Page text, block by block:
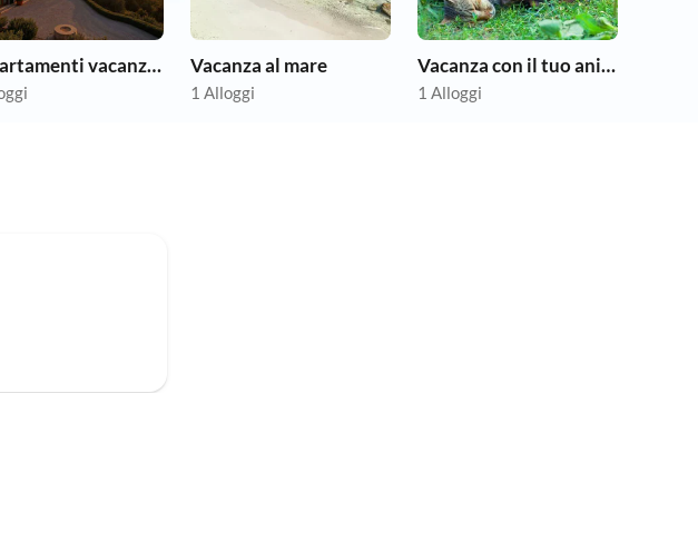
Appartamenti vacanze economici Vacanza al mare
1 Alloggi
Vacanza con il tuo animale domestico
1 Alloggi